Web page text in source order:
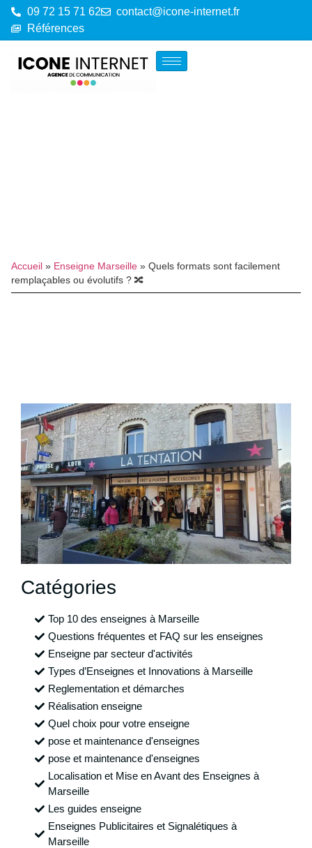
09 72 15 71 62
contact@icone-internet.fr
Références
Accueil » Enseigne Marseille » Quels formats sont facilement
remplaçables ou évolutifs ? 🔀
Catégories
Top 10 des enseignes à Marseille
Questions fréquentes et FAQ sur les enseignes
Enseigne par secteur d'activités
Types d’Enseignes et Innovations à Marseille
Reglementation et démarches
Réalisation enseigne
Quel choix pour votre enseigne
pose et maintenance d'enseignes
pose et maintenance d'enseignes
Localisation et Mise en Avant des Enseignes à
Marseille
Les guides enseigne
Enseignes Publicitaires et Signalétiques à
Marseille